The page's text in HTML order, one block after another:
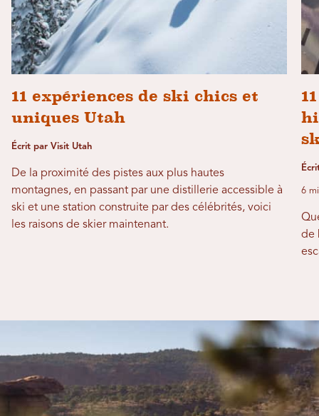
11 expériences de ski chics et
uniques Utah
Écrit par Visit Utah
De la proximité des pistes aux plus hautes
montagnes, en passant par une distillerie accessible à
ski et une station construite par des célébrités, voici
les raisons de skier maintenant.
6
de